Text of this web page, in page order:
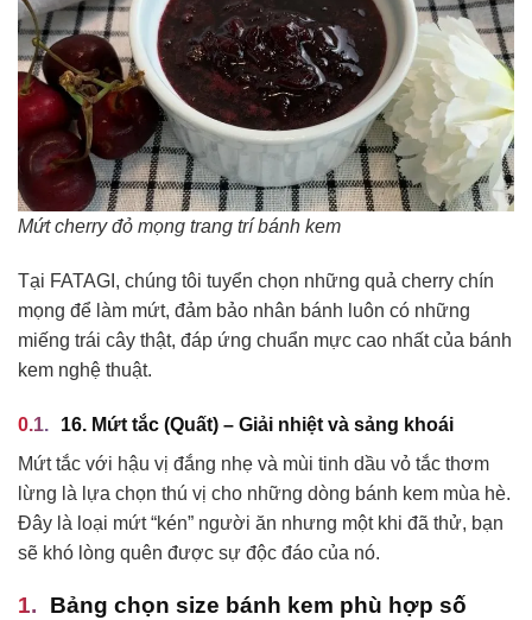
Mứt cherry đỏ mọng trang trí bánh kem
Tại FATAGI, chúng tôi tuyển chọn những quả cherry chín
mọng để làm mứt, đảm bảo nhân bánh luôn có những
miếng trái cây thật, đáp ứng chuẩn mực cao nhất của bánh
kem nghệ thuật.
16. Mứt tắc (Quất) – Giải nhiệt và sảng khoái
Mứt tắc với hậu vị đắng nhẹ và mùi tinh dầu vỏ tắc thơm
lừng là lựa chọn thú vị cho những dòng bánh kem mùa hè.
Đây là loại mứt “kén” người ăn nhưng một khi đã thử, bạn
sẽ khó lòng quên được sự độc đáo của nó.
Bảng chọn size bánh kem phù hợp số